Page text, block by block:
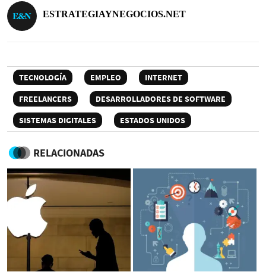
ESTRATEGIAYNEGOCIOS.NET
TECNOLOGÍA EMPLEO
INTERNET
FREELANCERS
DESARROLLADORES DE SOFTWARE
SISTEMAS DIGITALES
ESTADOS UNIDOS
RELACIONADAS